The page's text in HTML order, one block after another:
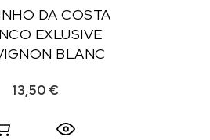
DA COSTA
EXLUSIVE
BLANC
13,50€